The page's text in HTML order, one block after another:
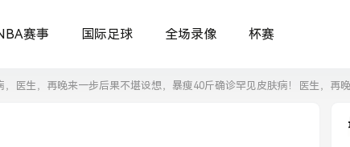
赛事 国际足球 全场录像 杯赛
医生，再晚来一步后果不堪设想，暴瘦40斤确诊罕见皮肤病！医生，再